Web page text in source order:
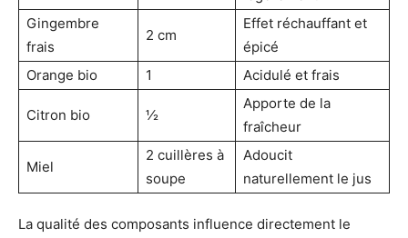
Gingembre
frais
2 cm
Effet réchauffant et
épicé
Orange bio
1 Acidulé et frais
Citron bio ½
Apporte de la
fraîcheur
Miel
2 cuillères à
soupe
Adoucit
naturellement le jus
La qualité des composants influence directement le